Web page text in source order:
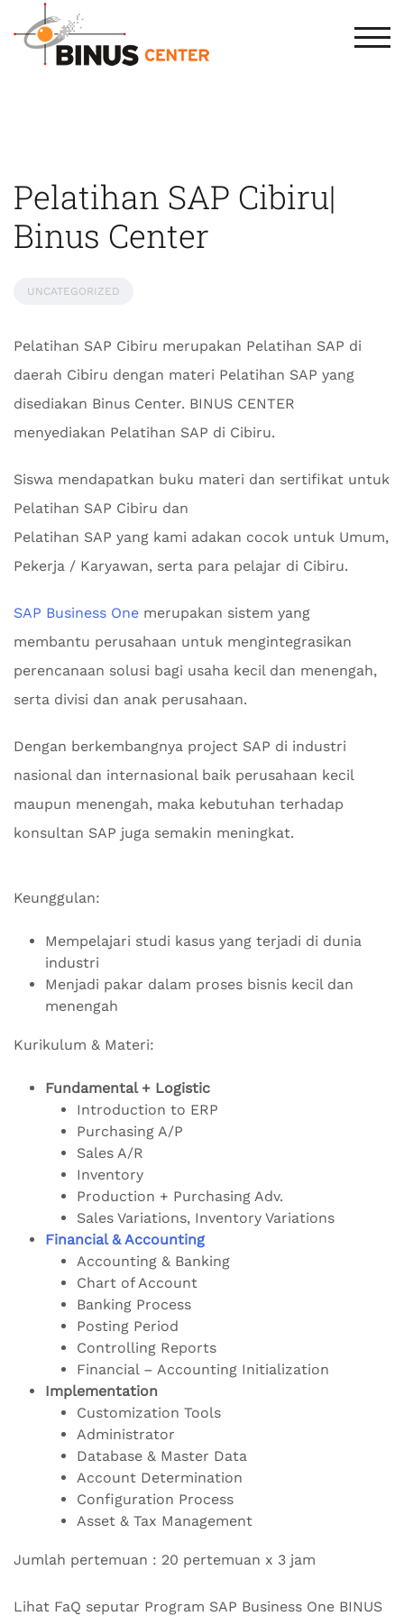
Pelatihan SAP Cibiru|
Binus Center
UNCATEGORIZED
Pelatihan SAP Cibiru merupakan Pelatihan SAP di
daerah Cibiru dengan materi Pelatihan SAP yang
disediakan Binus Center. BINUS CENTER
menyediakan Pelatihan SAP di Cibiru.
Siswa mendapatkan buku materi dan sertifikat untuk
Pelatihan SAP Cibiru dan
Pelatihan SAP yang kami adakan cocok untuk Umum,
Pekerja / Karyawan, serta para pelajar di Cibiru.
SAP Business One merupakan sistem yang
membantu perusahaan untuk mengintegrasikan
perencanaan solusi bagi usaha kecil dan menengah,
serta divisi dan anak perusahaan.
Dengan berkembangnya project SAP di industri
nasional dan internasional baik perusahaan kecil
maupun menengah, maka kebutuhan terhadap
konsultan SAP juga semakin meningkat.
Keunggulan:
Mempelajari studi kasus yang terjadi di dunia
industri
Menjadi pakar dalam proses bisnis kecil dan
menengah
Kurikulum & Materi:
Fundamental + Logistic
Introduction to ERP
Purchasing A/P
Sales A/R
Inventory
Production + Purchasing Adv.
Sales Variations, Inventory Variations
Financial & Accounting
Accounting & Banking
Chart of Account
Banking Process
Posting Period
Controlling Reports
Financial – Accounting Initialization
Implementation
Customization Tools
Administrator
Database & Master Data
Account Determination
Configuration Process
Asset & Tax Management
Jumlah pertemuan : 20 pertemuan x 3 jam
Lihat FaQ seputar Program SAP Business One BINUS